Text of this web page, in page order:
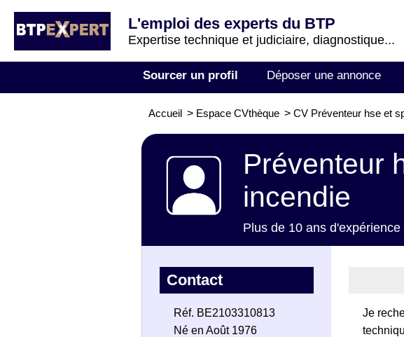
L'emploi des experts du BTP
Expertise technique et judiciaire, diagnostique...
Sourcer un profil Déposer une annonce
Accueil > Espace CVthèque > CV Préventeur hse et
Préventeur
incendie
Plus de 10 ans d'expérience
Contact
Réf. BE2103310813
Né en Août 1976
Je